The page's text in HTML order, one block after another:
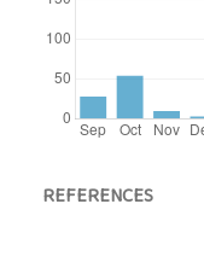
REFERENCES